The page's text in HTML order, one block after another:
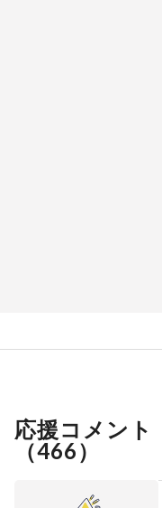
応援コメント
（466）